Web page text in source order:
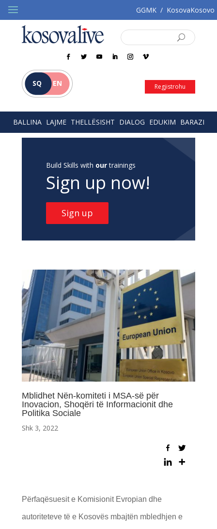
GGMK / KosovaKosovo
SQ EN Regjistrohu
BALLINA LAJME THELLËSISHT DIALOG EDUKIM BARAZI
Build Skills with ourtrainings
Sign up now!
Sign up
Mblidhet Nën-komiteti i MSA-së për
Inovacion, Shoqëri të Informacionit dhe
Politika Sociale
Shk 3, 2022
Përfaqësuesit e Komisionit Evropian dhe
autoriteteve të e Kosovës mbajtën mbledhjen e